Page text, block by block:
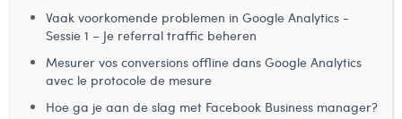
Margaux Snakkers
Mathias Segers
Matthias Langenaeker
Vaak voorkomende problemen in Google Analytics -
Sessie 1 – Je referral traffic beheren
Mesurer vos conversions offline dans Google Analytics
avec le protocole de mesure
Hoe ga je aan de slag met Facebook Business manager?